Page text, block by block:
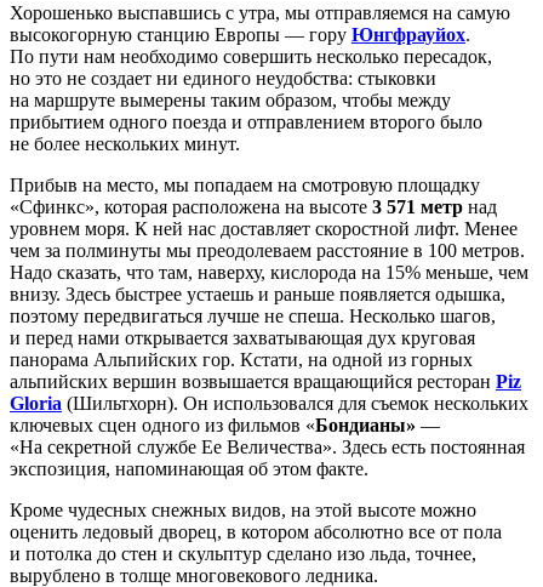
Хорошенько выспавшись с утра, мы отправляемся на самую
высокогорную станцию Европы — гору Юнгфрауйох.
По пути нам необходимо совершить несколько пересадок,
но это не создает ни единого неудобства: стыковки
на маршруте вымерены таким образом, чтобы между
прибытием одного поезда и отправлением второго было
не более нескольких минут.
Прибыв на место, мы попадаем на смотровую площадку
«Сфинкс», которая расположена на высоте 3 571 метр над
уровнем моря. К ней нас доставляет скоростной лифт. Менее
чем за полминуты мы преодолеваем расстояние в 100 метров.
Надо сказать, что там, наверху, кислорода на 15% меньше, чем
внизу. Здесь быстрее устаешь и раньше появляется одышка,
поэтому передвигаться лучше не спеша. Несколько шагов,
и перед нами открывается захватывающая дух круговая
панорама Альпийских гор. Кстати, на одной из горных
альпийских вершин возвышается вращающийся ресторан Piz
Gloria (Шильтхорн). Он использовался для съемок нескольких
ключевых сцен одного из фильмов «Бондианы» —
«На секретной службе Ее Величества». Здесь есть постоянная
экспозиция, напоминающая об этом факте.
Кроме чудесных снежных видов, на этой высоте можно
оценить ледовый дворец, в котором абсолютно все от пола
и потолка до стен и скульптур сделано изо льда, точнее,
вырублено в толще многовекового ледника.